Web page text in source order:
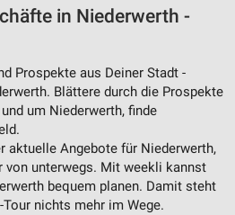
in Niederwerth -
Prospekte aus Deiner Stadt -
Blättere durch die Prospekte
um Niederwerth, finde
aktuelle Angebote für Niederwerth,
von unterwegs. Mit weekli kannst
bequem planen. Damit steht
nichts mehr im Wege.